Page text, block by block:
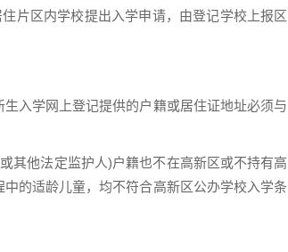
片区内学校提出入学申请，由登记学校上报区
入学网上登记提供的户籍或居住证地址必须与
他法定监护人)户籍也不在高新区或不持有高
的适龄儿童，均不符合高新区公办学校入学条